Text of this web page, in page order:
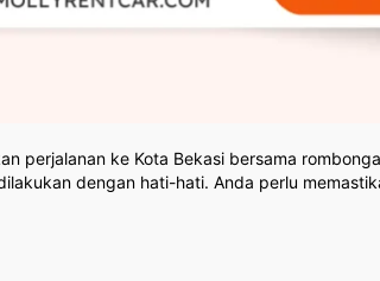
perjalanan ke Kota Bekasi bersama
dengan hati-hati. Anda perlu